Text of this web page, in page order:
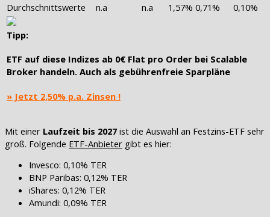
Durchschnittswerte n.a n.a 1,57% 0,71% 0,10%
Tipp:
ETF auf diese Indizes ab 0€ Flat pro Order bei Scalable
Broker handeln. Auch als gebührenfreie Sparpläne
» Jetzt 2,50% p.a. Zinsen !
Mit einer Laufzeit bis 2027 ist die Auswahl an Festzins-ETF sehr
groß. Folgende ETF-Anbieter gibt es hier:
Invesco: 0,10% TER
BNP Paribas: 0,12% TER
iShares: 0,12% TER
Amundi: 0,09% TER